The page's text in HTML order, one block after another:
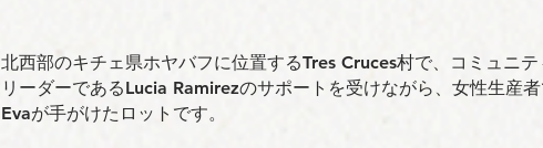
北西部のキチェ県ホヤバフに位置するTres Cruces村で、コミュニテ
リーダーであるLucia Ramirezのサポートを受けながら、女性生産
Evaが手がけたロットです。